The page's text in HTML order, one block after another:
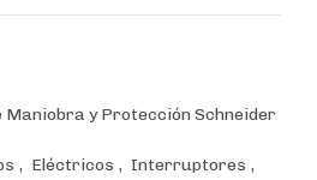
Maniobra y Protección Schneider
, Eléctricos , Interruptores ,